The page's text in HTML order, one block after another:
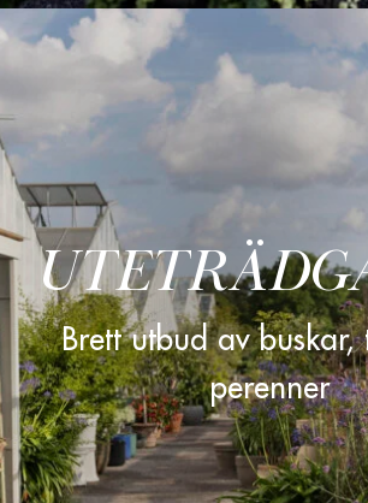
Brett utbud av
perenner